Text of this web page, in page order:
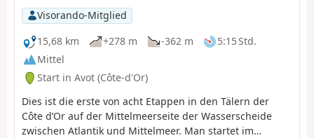
nach Selongey zurückzukehren.
Visorando-Mitglied
15,68 km
+278 m -362 m
5:15 Std.
Mittel
Start in Avot (Côte-d'Or)
Dies ist die erste von acht Etappen in den Tälern der
Côte d’Or auf der Mittelmeerseite der Wasserscheide
zwischen Atlantik und Mittelmeer. Man startet im